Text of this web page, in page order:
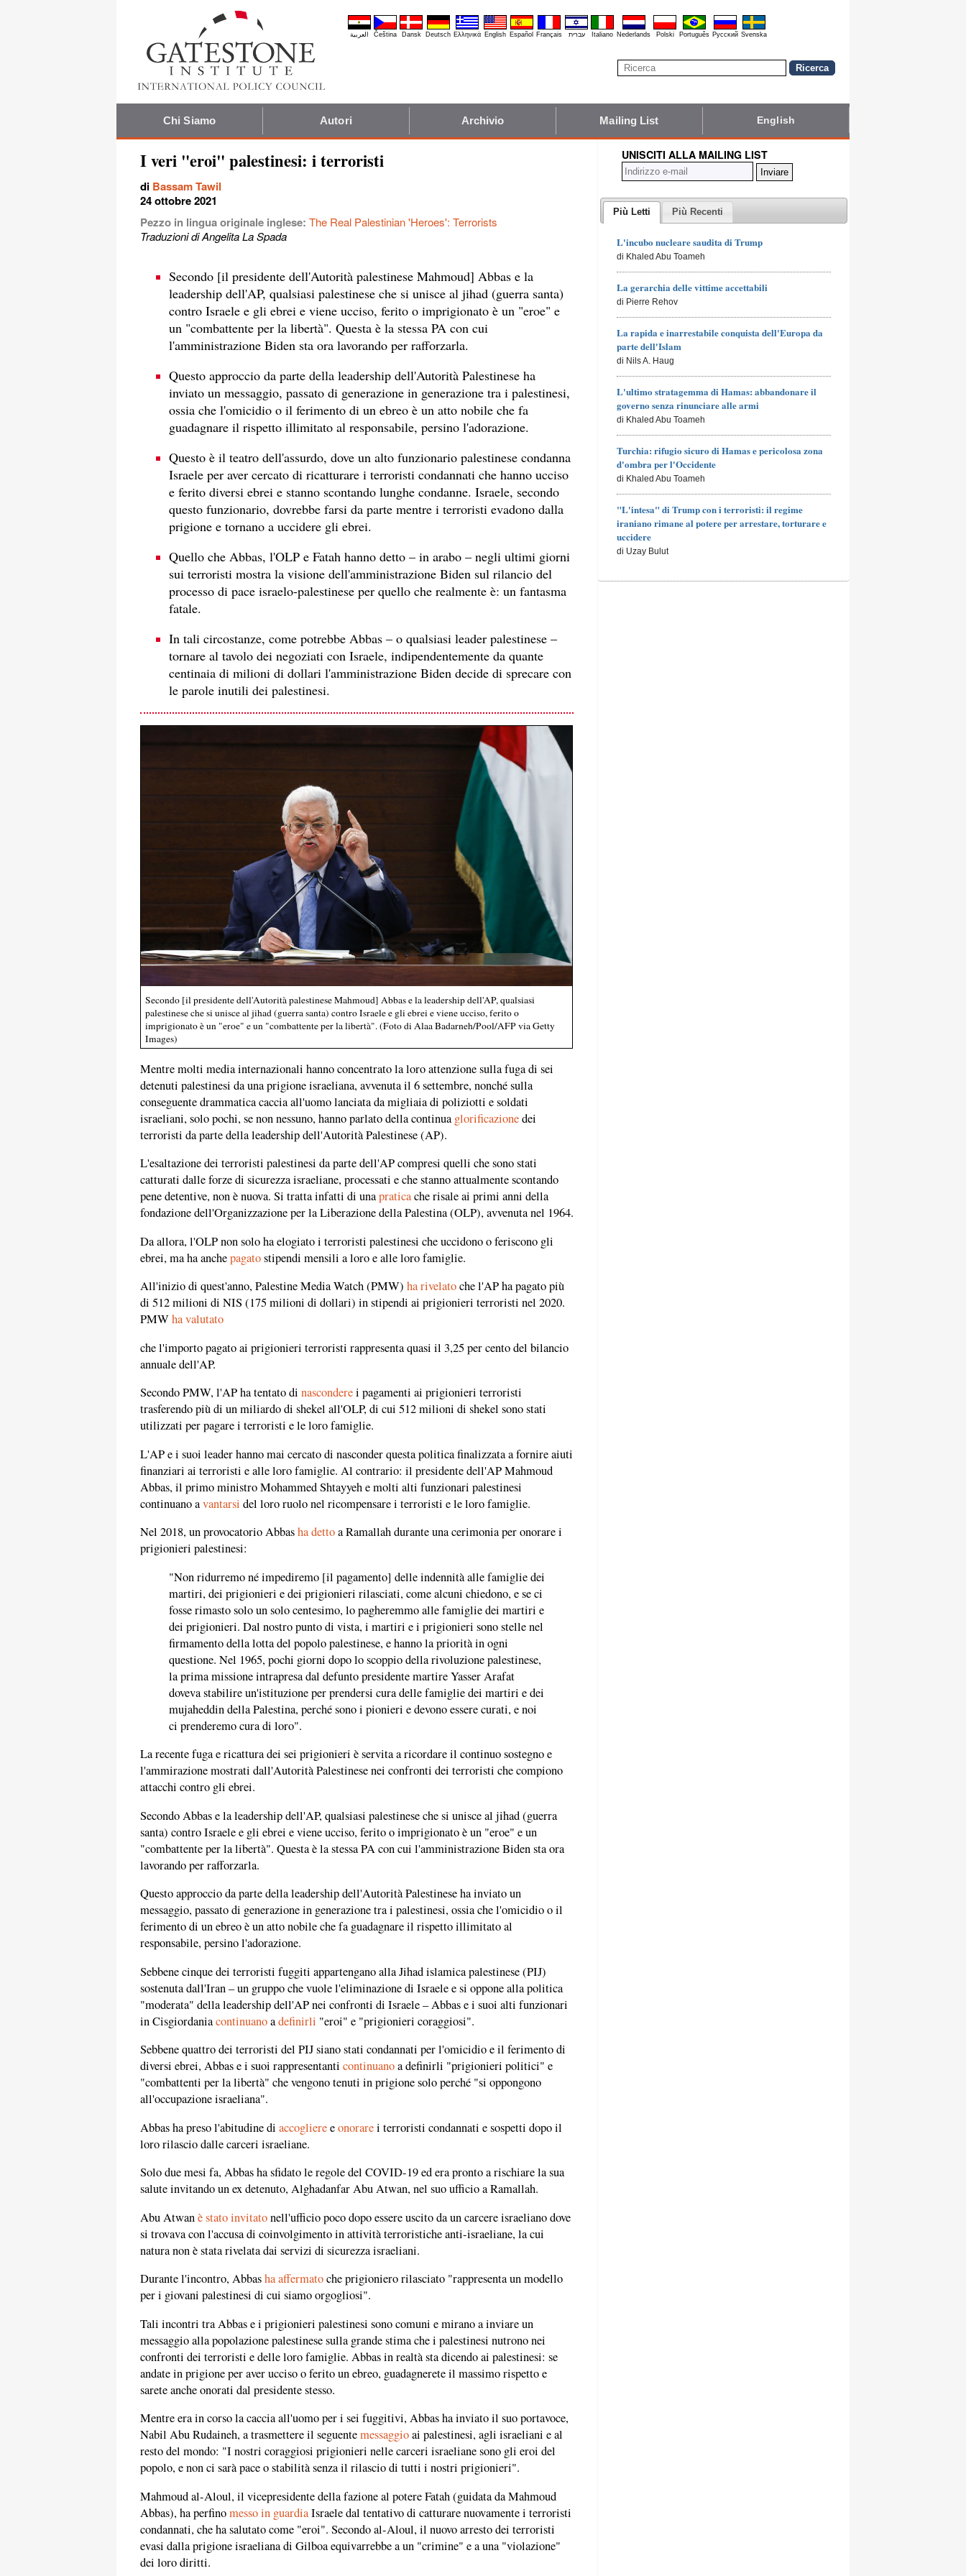
العربية Čeština Dansk Deutsch Ελληνικά English Español Français עברית Italiano Nederlands Polski Português Pyccĸий Svenska
Chi Siamo Autori Archivio Mailing List English
I veri "eroi" palestinesi: i terroristi
di Bassam Tawil
24 ottobre 2021
Pezzo in lingua originale inglese: The Real Palestinian 'Heroes': Terrorists
Traduzioni di Angelita La Spada
Secondo [il presidente dell'Autorità palestinese Mahmoud] Abbas e la
leadership dell'AP, qualsiasi palestinese che si unisce al jihad (guerra santa)
contro Israele e gli ebrei e viene ucciso, ferito o imprigionato è un "eroe" e
un "combattente per la libertà". Questa è la stessa PA con cui
l'amministrazione Biden sta ora lavorando per rafforzarla.
Questo approccio da parte della leadership dell'Autorità Palestinese ha
inviato un messaggio, passato di generazione in generazione tra i palestinesi,
ossia che l'omicidio o il ferimento di un ebreo è un atto nobile che fa
guadagnare il rispetto illimitato al responsabile, persino l'adorazione.
Questo è il teatro dell'assurdo, dove un alto funzionario palestinese condanna
Israele per aver cercato di ricatturare i terroristi condannati che hanno ucciso
e ferito diversi ebrei e stanno scontando lunghe condanne. Israele, secondo
questo funzionario, dovrebbe farsi da parte mentre i terroristi evadono dalla
prigione e tornano a uccidere gli ebrei.
Quello che Abbas, l'OLP e Fatah hanno detto – in arabo – negli ultimi giorni
sui terroristi mostra la visione dell'amministrazione Biden sul rilancio del
processo di pace israelo-palestinese per quello che realmente è: un fantasma
fatale.
In tali circostanze, come potrebbe Abbas – o qualsiasi leader palestinese –
tornare al tavolo dei negoziati con Israele, indipendentemente da quante
centinaia di milioni di dollari l'amministrazione Biden decide di sprecare con
le parole inutili dei palestinesi.
Secondo [il presidente dell'Autorità palestinese Mahmoud] Abbas e la leadership dell'AP, qualsiasi
palestinese che si unisce al jihad (guerra santa) contro Israele e gli ebrei e viene ucciso, ferito o
imprigionato è un "eroe" e un "combattente per la libertà". (Foto di Alaa Badarneh/Pool/AFP via Getty
Images)
Mentre molti media internazionali hanno concentrato la loro attenzione sulla fuga di sei
detenuti palestinesi da una prigione israeliana, avvenuta il 6 settembre, nonché sulla
conseguente drammatica caccia all'uomo lanciata da migliaia di poliziotti e soldati
israeliani, solo pochi, se non nessuno, hanno parlato della continua glorificazionedei
terroristi da parte della leadership dell'Autorità Palestinese (AP).
L'esaltazione dei terroristi palestinesi da parte dell'AP compresi quelli che sono stati
catturati dalle forze di sicurezza israeliane, processati e che stanno attualmente scontando
pene detentive, non è nuova. Si tratta infatti di unapraticache risale ai primi anni della
fondazione dell'Organizzazione per la Liberazione della Palestina (OLP), avvenuta nel 1964.
Da allora, l'OLP non solo ha elogiato i terroristi palestinesi che uccidono o feriscono gli
ebrei, ma ha anchepagatostipendi mensili a loro e alle loro famiglie.
All'inizio di quest'anno, Palestine Media Watch (PMW) ha rivelatoche l'AP ha pagato più
di 512 milioni di NIS (175 milioni di dollari) in stipendi ai prigionieri terroristi nel 2020.
PMWha valutato
che l'importo pagato ai prigionieri terroristi rappresenta quasi il 3,25 per cento del bilancio
annuale dell'AP.
Secondo PMW, l'AP ha tentato di nasconderei pagamenti ai prigionieri terroristi
trasferendo più di un miliardo di shekel all'OLP, di cui 512 milioni di shekel sono stati
utilizzati per pagare i terroristi e le loro famiglie.
L'AP e i suoi leader hanno mai cercato di nasconder questa politica finalizzata a fornire aiuti
finanziari ai terroristi e alle loro famiglie. Al contrario: il presidente dell'AP Mahmoud
Abbas, il primo ministro Mohammed Shtayyeh e molti alti funzionari palestinesi
continuano avantarsi del loro ruolo nel ricompensare i terroristi e le loro famiglie.
Nel 2018, un provocatorio Abbasha dettoa Ramallah durante una cerimonia per onorare i
prigionieri palestinesi:
"Non ridurremo né impediremo [il pagamento] delle indennità alle famiglie dei
martiri, dei prigionieri e dei prigionieri rilasciati, come alcuni chiedono, e se ci
fosse rimasto solo un solo centesimo, lo pagheremmo alle famiglie dei martiri e
dei prigionieri. Dal nostro punto di vista, i martiri e i prigionieri sono stelle nel
firmamento della lotta del popolo palestinese, e hanno la priorità in ogni
questione. Nel 1965, pochi giorni dopo lo scoppio della rivoluzione palestinese,
la prima missione intrapresa dal defunto presidente martire Yasser Arafat
doveva stabilire un'istituzione per prendersi cura delle famiglie dei martiri e dei
mujaheddin della Palestina, perché sono i pionieri e devono essere curati, e noi
ci prenderemo cura di loro".
La recente fuga e ricattura dei sei prigionieri è servita a ricordare il continuo sostegno e
l'ammirazione mostrati dall'Autorità Palestinese nei confronti dei terroristi che compiono
attacchi contro gli ebrei.
Secondo Abbas e la leadership dell'AP, qualsiasi palestinese che si unisce al jihad (guerra
santa) contro Israele e gli ebrei e viene ucciso, ferito o imprigionato è un "eroe" e un
"combattente per la libertà". Questa è la stessa PA con cui l'amministrazione Biden sta ora
lavorando per rafforzarla.
Questo approccio da parte della leadership dell'Autorità Palestinese ha inviato un
messaggio, passato di generazione in generazione tra i palestinesi, ossia che l'omicidio o il
ferimento di un ebreo è un atto nobile che fa guadagnare il rispetto illimitato al
responsabile, persino l'adorazione.
Sebbene cinque dei terroristi fuggiti appartengano alla Jihad islamica palestinese (PIJ)
sostenuta dall'Iran – un gruppo che vuole l'eliminazione di Israele e si oppone alla politica
"moderata" della leadership dell'AP nei confronti di Israele – Abbas e i suoi alti funzionari
in Cisgiordaniacontinuanoadefinirli "eroi" e "prigionieri coraggiosi".
Sebbene quattro dei terroristi del PIJ siano stati condannati per l'omicidio e il ferimento di
diversi ebrei, Abbas e i suoi rappresentanti continuanoa definirli "prigionieri politici" e
"combattenti per la libertà" che vengono tenuti in prigione solo perché "si oppongono
all'occupazione israeliana".
Abbas ha preso l'abitudine di accogliereeonorarei terroristi condannati e sospetti dopo il
loro rilascio dalle carceri israeliane.
Solo due mesi fa, Abbas ha sfidato le regole del COVID-19 ed era pronto a rischiare la sua
salute invitando un ex detenuto, Alghadanfar Abu Atwan, nel suo ufficio a Ramallah.
Abu Atwanè stato invitatonell'ufficio poco dopo essere uscito da un carcere israeliano dove
si trovava con l'accusa di coinvolgimento in attività terroristiche anti-israeliane, la cui
natura non è stata rivelata dai servizi di sicurezza israeliani.
Durante l'incontro, Abbasha affermatoche prigioniero rilasciato "rappresenta un modello
per i giovani palestinesi di cui siamo orgogliosi".
Tali incontri tra Abbas e i prigionieri palestinesi sono comuni e mirano a inviare un
messaggio alla popolazione palestinese sulla grande stima che i palestinesi nutrono nei
confronti dei terroristi e delle loro famiglie. Abbas in realtà sta dicendo ai palestinesi: se
andate in prigione per aver ucciso o ferito un ebreo, guadagnerete il massimo rispetto e
sarete anche onorati dal presidente stesso.
Mentre era in corso la caccia all'uomo per i sei fuggitivi, Abbas ha inviato il suo portavoce,
Nabil Abu Rudaineh, a trasmettere il seguentemessaggioai palestinesi, agli israeliani e al
resto del mondo: "I nostri coraggiosi prigionieri nelle carceri israeliane sono gli eroi del
popolo, e non ci sarà pace o stabilità senza il rilascio di tutti i nostri prigionieri".
Mahmoud al-Aloul, il vicepresidente della fazione al potere Fatah (guidata da Mahmoud
Abbas), ha perfinomesso in guardiaIsraele dal tentativo di catturare nuovamente i terroristi
condannati, che ha salutato come "eroi". Secondo al-Aloul, il nuovo arresto dei terroristi
evasi dalla prigione israeliana di Gilboa equivarrebbe a un "crimine" e a una "violazione"
dei loro diritti.
UNISCITI ALLA MAILING LIST
Più Letti Più Recenti
L'incubo nucleare saudita di Trump
di Khaled Abu Toameh
La gerarchia delle vittime accettabili
di Pierre Rehov
La rapida e inarrestabile conquista dell'Europa da
parte dell'Islam
di Nils A. Haug
L'ultimo stratagemma di Hamas: abbandonare il
governo senza rinunciare alle armi
di Khaled Abu Toameh
Turchia: rifugio sicuro di Hamas e pericolosa zona
d'ombra per l'Occidente
di Khaled Abu Toameh
"L'intesa" di Trump con i terroristi: il regime
iraniano rimane al potere per arrestare, torturare e
uccidere
di Uzay Bulut